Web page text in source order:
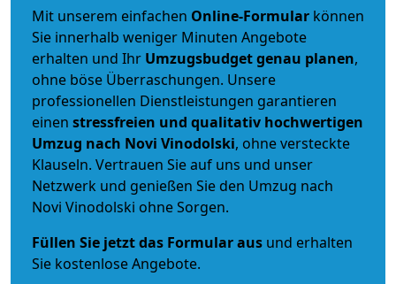
Mit unserem einfachen Online-Formular können
Sie innerhalb weniger Minuten Angebote
erhalten und Ihr Umzugsbudgetgenau planen,
ohne böse Überraschungen. Unsere
professionellen Dienstleistungen garantieren
einen stressfreien und qualitativ hochwertigen
Umzug nach Novi Vinodolski, ohne versteckte
Klauseln. Vertrauen Sie auf uns und unser
Netzwerk und genießen Sie den Umzug nach
Novi Vinodolski ohne Sorgen.
Füllen Sie jetzt das Formular aus und erhalten
Sie kostenlose Angebote.